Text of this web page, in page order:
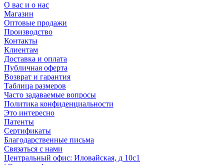
О вас и о нас
Магазин
Оптовые продажи
Производство
Контакты
Клиентам
Доставка и оплата
Публичная оферта
Возврат и гарантия
Таблица размеров
Часто задаваемые вопросы
Политика конфиденциальности
Это интересно
Патенты
Сертификаты
Благодарственные письма
Связаться с нами
Центральный офис: Иловайская, д 10с1